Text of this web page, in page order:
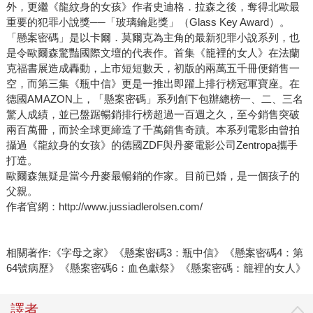
外，更繼《龍紋身的女孩》作者史迪格．拉森之後，奪得北歐最
重要的犯罪小說獎──「玻璃鑰匙獎」（Glass Key Award）。
「懸案密碼」是以卡爾．莫爾克為主角的最新犯罪小說系列，也
是令歐爾森驚豔國際文壇的代表作。首集《籠裡的女人》在法蘭
克福書展造成轟動，上市短短數天，初版的兩萬五千冊便銷售一
空，而第三集《瓶中信》更是一推出即躍上排行榜冠軍寶座。在
德國AMAZON上，「懸案密碼」系列創下包辦總榜一、二、三名
驚人成績，並已盤踞暢銷排行榜超過一百週之久，至今銷售突破
兩百萬冊，而於全球更締造了千萬銷售奇蹟。本系列電影由曾拍
攝過《龍紋身的女孩》的德國ZDF與丹麥電影公司Zentropa攜手
打造。
歐爾森無疑是當今丹麥最暢銷的作家。目前已婚，是一個孩子的
父親。
作者官網：http://www.jussiadlerolsen.com/
相關著作:《字母之家》《懸案密碼3：瓶中信》《懸案密碼4：第
64號病歷》《懸案密碼6：血色獻祭》《懸案密碼：籠裡的女人》
譯者